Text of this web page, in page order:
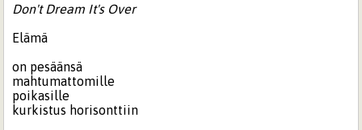
Don't Dream It's Over
Elämä
on pesäänsä
mahtumattomille
poikasille
kurkistus horisonttiin